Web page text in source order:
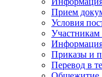
Прием
Условия
Приказы и
Перевод в